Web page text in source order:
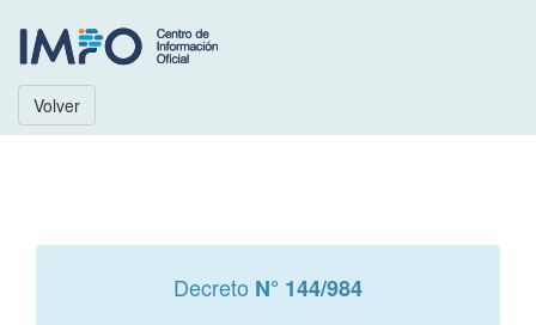
Volver
Decreto N° 144/984